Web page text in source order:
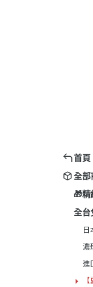
首頁
全部
🎁精
全台
日
濃
進